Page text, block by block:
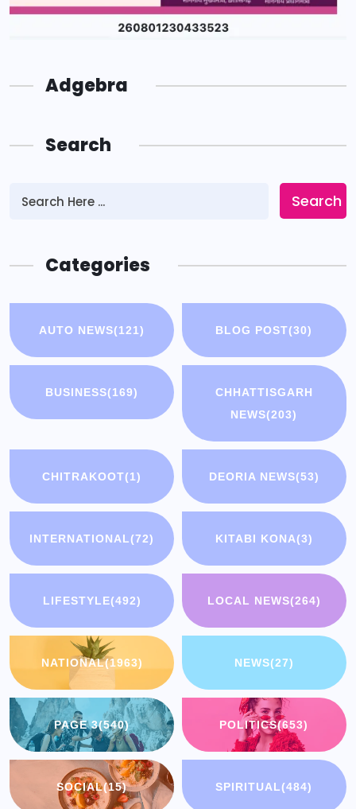
Adgebra
Search
Search
Categories
AUTO NEWS(121) BLOG POST(30)
BUSINESS(169)
CHHATTISGARH
NEWS(203)
CHITRAKOOT(1) DEORIA NEWS(53)
INTERNATIONAL(72) KITABI KONA(3)
LIFESTYLE(492) LOCAL NEWS(264)
NATIONAL(1963) NEWS(27)
PAGE 3(540) POLITICS(653)
SOCIAL(15) SPIRITUAL(484)